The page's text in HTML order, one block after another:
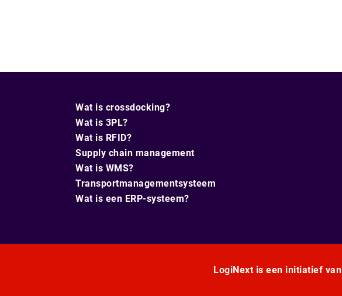
Wat is crossdocking?
Wat is 3PL?
Wat is RFID?
Supply chain management
Wat is WMS?
Transportmanagementsysteem
Wat is een ERP-systeem?
LogiNext is een initiatief van